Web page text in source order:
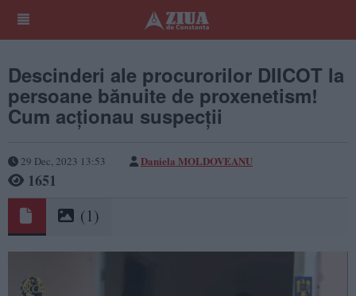
Descinderi ale procurorilor DIICOT la
persoane bănuite de proxenetism!
Cum acționau suspecții
29 Dec, 2023 13:53 Daniela MOLDOVEANU
1651
(1)